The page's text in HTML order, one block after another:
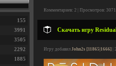
Комментариев: 2 | Просмотров: 3071
Скачать игру
Игру добавил John2s [11865|1666] |
155
3991
3505
2292
1885